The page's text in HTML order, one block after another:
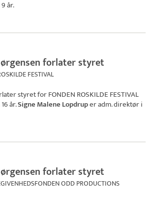
år.
forlater styret
FESTIVAL
styret forFONDEN ROSKILDE FESTIVAL
år.Signe Malene Lopdruper adm. direktør i
forlater styret
ODD PRODUCTIONS